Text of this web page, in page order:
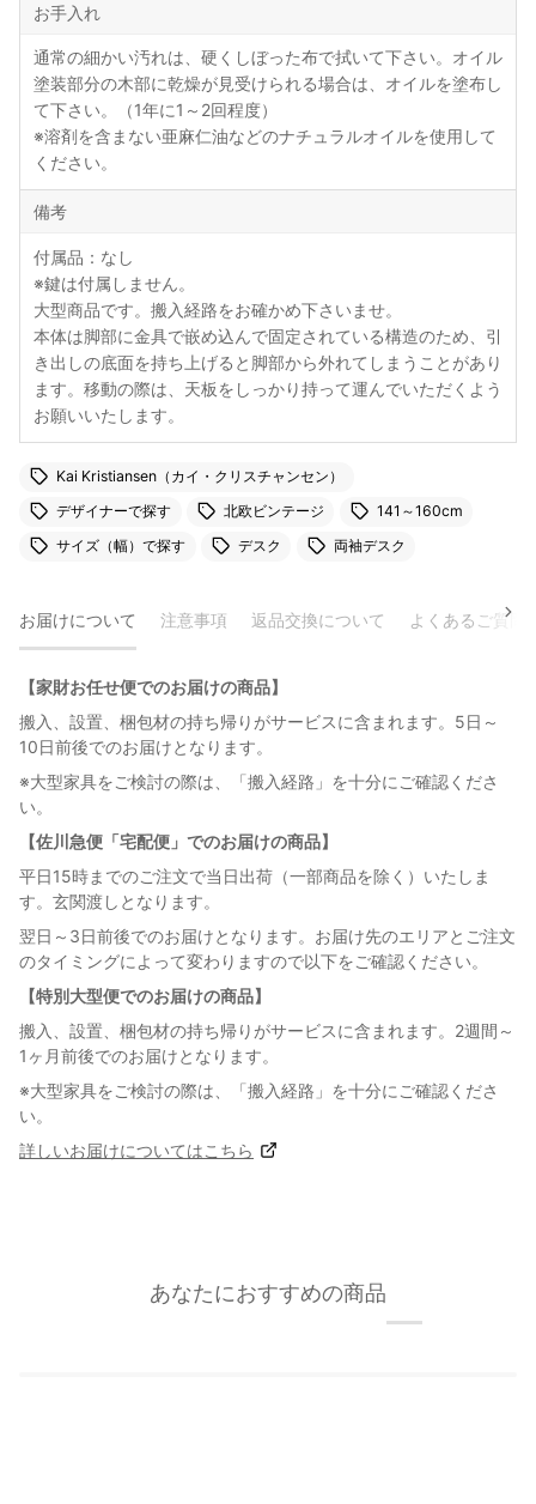
お手入れ
通常の細かい汚れは、硬くしぼった布で拭いて下さい。オイル
塗装部分の木部に乾燥が見受けられる場合は、オイルを塗布し
て下さい。（1年に1～2回程度）
※溶剤を含まない亜麻仁油などのナチュラルオイルを使用して
ください。
備考
付属品：なし
※鍵は付属しません。
大型商品です。搬入経路をお確かめ下さいませ。
本体は脚部に金具で嵌め込んで固定されている構造のため、引
き出しの底面を持ち上げると脚部から外れてしまうことがあり
ます。移動の際は、天板をしっかり持って運んでいただくよう
お願いいたします。
Kai Kristiansen（カイ・クリスチャンセン）
デザイナーで探す
北欧ビンテージ
141～160cm
サイズ（幅）で探す
デスク 両袖デスク
お届けについて 注意事項 返品交換について よくあるご質問
【家財お任せ便でのお届けの商品】
搬入、設置、梱包材の持ち帰りがサービスに含まれます。5日～
10日前後でのお届けとなります。
※大型家具をご検討の際は、「搬入経路」を十分にご確認くださ
い。
【佐川急便「宅配便」でのお届けの商品】
平日15時までのご注文で当日出荷（一部商品を除く）いたしま
す。玄関渡しとなります。
翌日～3日前後でのお届けとなります。お届け先のエリアとご注文
のタイミングによって変わりますので以下をご確認ください。
【特別大型便でのお届けの商品】
搬入、設置、梱包材の持ち帰りがサービスに含まれます。2週間～
1ヶ月前後でのお届けとなります。
※大型家具をご検討の際は、「搬入経路」を十分にご確認くださ
い。
詳しいお届けについてはこちら
あなたにおすすめの商品